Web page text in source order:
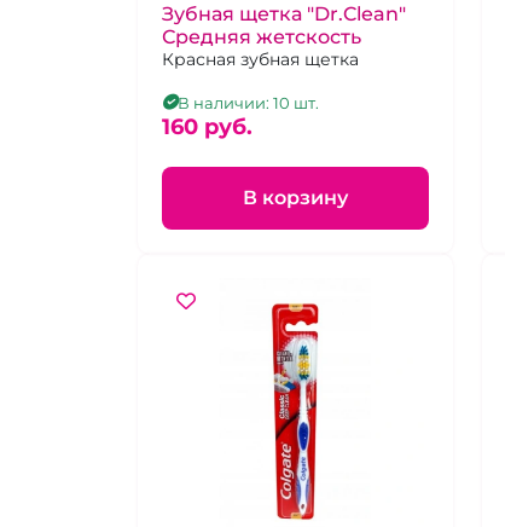
Зубная щетка "Dr.Clean"
Средняя жетскость
Красная зубная щетка
В наличии: 10 шт.
160 pуб.
В корзину